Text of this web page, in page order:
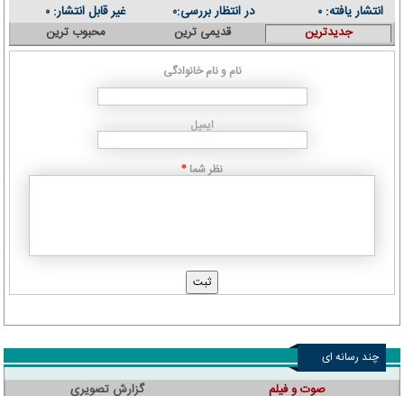
انتشار یافته: ۰ در انتظار بررسی:۰ غیر قابل انتشار: ۰
جدیدترین قدیمی ترین محبوب ترین
نام و نام خانوادگی
ایمیل
نظر شما *
چند رسانه ای
صوت و فیلم گزارش تصویری